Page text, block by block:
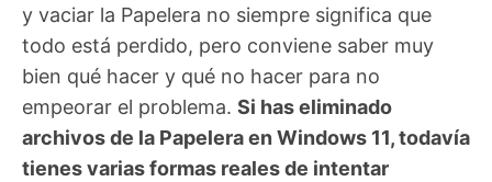
y vaciar la Papelera no siempre significa que
todo está perdido, pero conviene saber muy
bien qué hacer y qué no hacer para no
empeorar el problema. Si has eliminado
archivos de la Papelera en Windows 11, todavía
tienes varias formas reales de intentar